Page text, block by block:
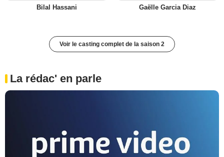
Bilal Hassani Gaëlle Garcia Diaz
Voir le casting complet de la saison 2
La rédac' en parle